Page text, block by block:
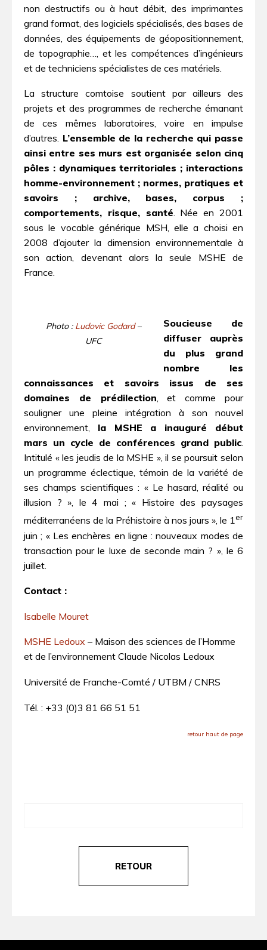
non destructifs ou à haut débit, des imprimantes
grand format, des logiciels spécialisés, des bases de
données, des équipements de géopositionnement,
de topographie…, et les compétences d’ingénieurs
et de techniciens spécialistes de ces matériels.
La structure comtoise soutient par ailleurs des
projets et des programmes de recherche émanant
de ces mêmes laboratoires, voire en impulse
d’autres. L’ensemble de la recherche qui passe
ainsi entre ses murs est organisée selon cinq
pôles : dynamiques territoriales ; interactions
homme-environnement ; normes, pratiques et
savoirs ; archive, bases, corpus ;
comportements, risque, santé. Née en 2001
sous le vocable générique MSH, elle a choisi en
2008 d’ajouter la dimension environnementale à
son action, devenant alors la seule MSHE de
France.
Photo : Ludovic Godard–
UFC
Soucieuse de
diffuser auprès
du plus grand
nombre les
connaissances et savoirs issus de ses
domaines de prédilection, et comme pour
souligner une pleine intégration à son nouvel
environnement, la MSHE a inauguré début
mars un cycle de conférences grand public.
Intitulé « les jeudis de la MSHE », il se poursuit selon
un programme éclectique, témoin de la variété de
ses champs scientifiques : « Le hasard, réalité ou
illusion ? », le 4 mai ; « Histoire des paysages
méditerranéens de la Préhistoire à nos jours », le 1er
juin ; « Les enchères en ligne : nouveaux modes de
transaction pour le luxe de seconde main ? », le 6
juillet.
Contact :
Isabelle Mouret
MSHE Ledoux – Maison des sciences de l’Homme
et de l’environnement Claude Nicolas Ledoux
Université de Franche-Comté / UTBM / CNRS
Tél. : +33 (0)3 81 66 51 51
retour haut de page
RETOUR